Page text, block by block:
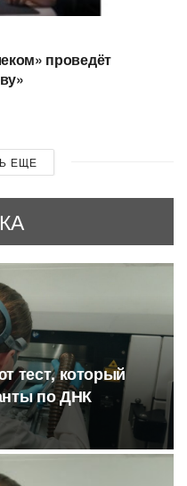
проведёт
ЕЩЕ
тест, который
по ДНК